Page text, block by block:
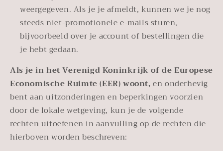
weergegeven. Als je je afmeldt, kunnen we je nog
steeds niet-promotionele e-mails sturen,
bijvoorbeeld over je account of bestellingen die
je hebt gedaan.
Als je in het Verenigd Koninkrijk of de Europese
Economische Ruimte (EER) woont, en onderhevig
bent aan uitzonderingen en beperkingen voorzien
door de lokale wetgeving, kun je de volgende
rechten uitoefenen in aanvulling op de rechten die
hierboven worden beschreven: